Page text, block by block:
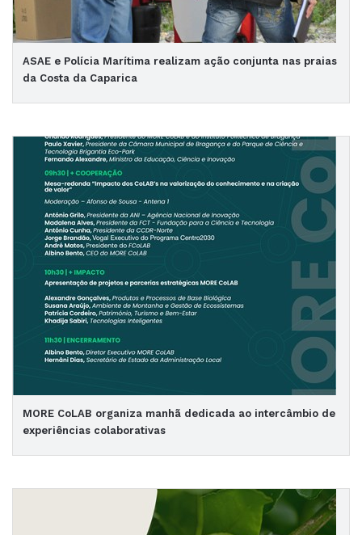
ASAE e Polícia Marítima realizam ação conjunta nas praias
da Costa da Caparica
MORE CoLAB organiza manhã dedicada ao intercâmbio de
experiências colaborativas